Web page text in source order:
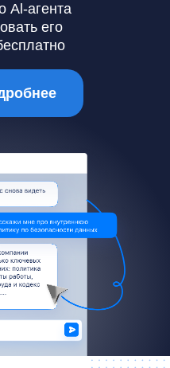
Al-агента
его